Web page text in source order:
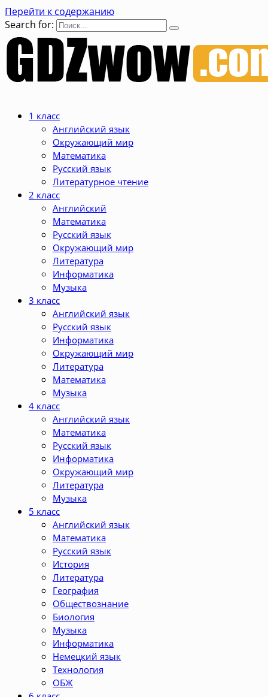
Перейти к содержанию
Search for:
1 класс
Английский язык
Окружающий мир
Математика
Русский язык
Литературное чтение
2 класс
Английский
Математика
Русский язык
Окружающий мир
Литература
Информатика
Музыка
3 класс
Английский язык
Русский язык
Информатика
Окружающий мир
Литература
Математика
Музыка
4 класс
Английский язык
Математика
Русский язык
Информатика
Окружающий мир
Литература
Музыка
5 класс
Английский язык
Математика
Русский язык
История
Литература
География
Обществознание
Биология
Музыка
Информатика
Немецкий язык
Технология
ОБЖ